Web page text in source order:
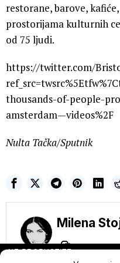
restorane, barove,
prostorijama kulturnih
od 75 ljudi.
https://twitter.com/
thousands-of-people-
amsterdam—videos%2F
Nulta Tačka/Sputnik
Milena
NE PROPUSTITE